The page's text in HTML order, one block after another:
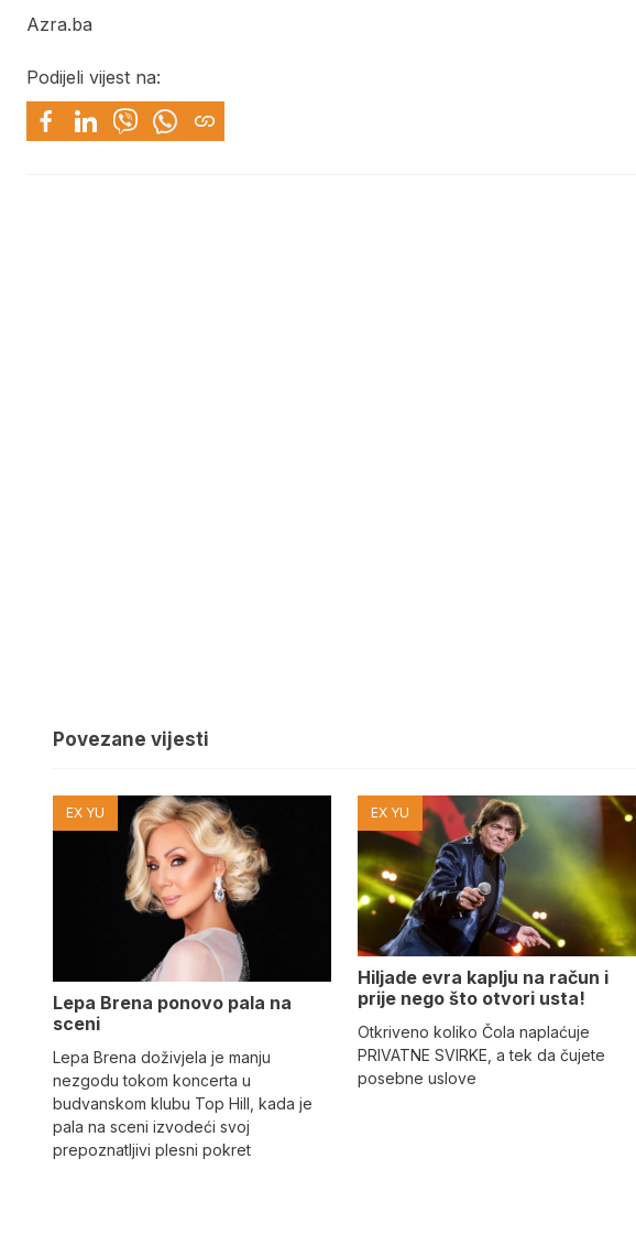
Azra.ba
Podijeli vijest na:
Povezane vijesti
EX YU
Lepa Brena ponovo pala na
sceni
Lepa Brena doživjela je manju
nezgodu tokom koncerta u
budvanskom klubu Top Hill, kada je
pala na sceni izvodeći svoj
prepoznatljivi plesni pokret
EX YU
Hiljade evra kaplju na račun i
prije nego što otvori usta!
Otkriveno koliko Čola naplaćuje
PRIVATNE SVIRKE, a tek da čujete
posebne uslove